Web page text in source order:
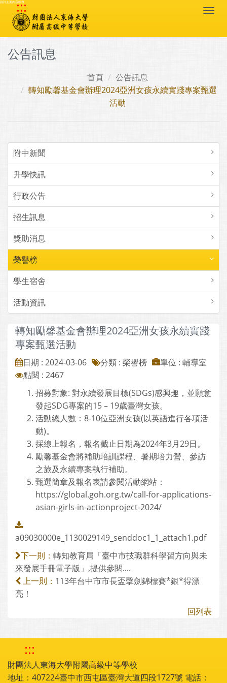
跳到主要內容區塊
:::
公告訊息
首頁
公告訊息
轉知勵馨基金會辦理2024亞洲女孩永續實踐專案甄選
活動
附中新聞
升學快訊
行政公告
招生訊息
獎助消息
榮譽榜
學生宿舍
活動資訊
轉知勵馨基金會辦理2024亞洲女孩永續實踐
專案甄選活動
日期 : 2024-03-06 分類 : 榮譽榜
單位 : 輔導室
點閱 : 2467
招募對象: 對永續發展目標(SDGs)感興趣，並願意
發起SDG專案的15 – 19歲臺灣女孩。
活動總人數：8-10位亞洲女孩(以英語進行各項活
動)。
採線上報名，報名截止日期為2024年3月29日。
勵馨基金會將補助培訓課程、暑期培力營、參訪
之旅及永續專案執行補助。
甄選簡章及報名表請參閱活動網站：
https://global.goh.org.tw/call-for-applications-
asian-girls-in-actionproject-2024/
a09030000e_1130029149_senddoc1_1_attach1.pdf
下一則： 轉知教育局「臺中市技職群科學習方向與未
來發展手冊電子版」,提供參閱....
上一則： 113年台中市市長盃擊劍錦標賽*銀*得漂
亮！
回列表
:::
財團法人東海大學附屬高級中等學校
地址：407224臺中市西屯區臺灣大道四段1727號 電話：